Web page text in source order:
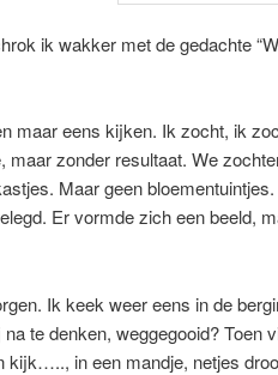
ik wakker met de gedachte
maar eens kijken. Ik zocht, ik
zonder resultaat. We
Maar geen
Er vormde zich een beeld,
Ik keek weer eens in de
te denken, weggegooid? Toen
kijk….., in een mandje, netjes